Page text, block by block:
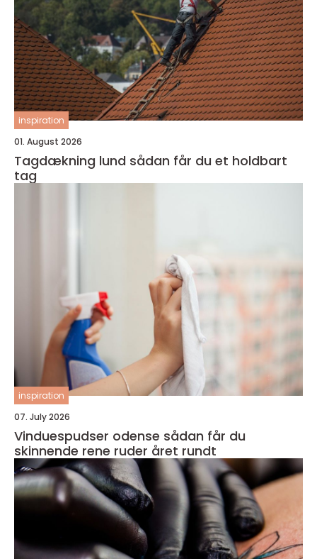
inspiration
01. August 2026
Tagdækning lund sådan får du et holdbart
tag
inspiration
07. July 2026
Vinduespudser odense sådan får du
skinnende rene ruder året rundt